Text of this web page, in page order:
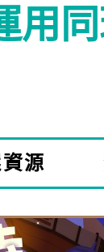
用
源